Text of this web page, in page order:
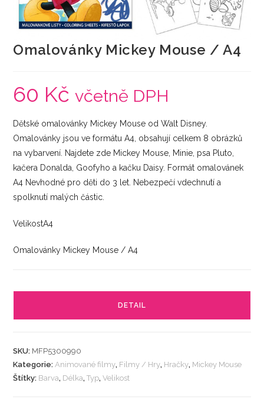
Omalovánky Mickey Mouse / A4
60 Kč včetně DPH
Dětské omalovánky Mickey Mouse od Walt Disney.
Omalovánky jsou ve formátu A4, obsahují celkem 8 obrázků
na vybarvení. Najdete zde Mickey Mouse, Minie, psa Pluto,
kačera Donalda, Goofyho a kačku Daisy. Formát omalovánek
A4 Nevhodné pro děti do 3 let. Nebezpečí vdechnutí a
spolknutí malých částic.
VelikostA4
Omalovánky Mickey Mouse / A4
DETAIL
SKU: MFP5300990
Kategorie:Animované filmy, Filmy / Hry, Hračky, Mickey Mouse
Štítky: Barva, Délka,Typ,Velikost